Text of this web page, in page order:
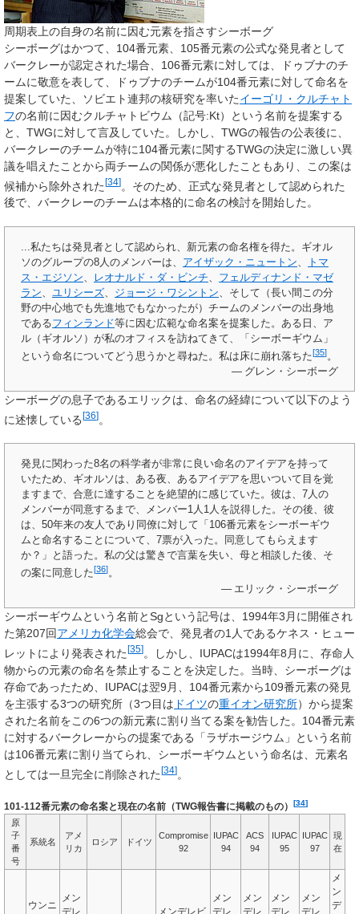
周期表上の自身の名前に因む元素を指さすシーボーグ
シーボーグはかつて、104番元素、105番元素の公式な発見者として
バークレーが認定された場合、106番元素に対しては、ドゥブナのチ
ームに敬意を表して、ドゥブナのチームが104番元素に対して命名を
提案していた、ソビエト連邦の核研究を率いたイーゴリ・クルチャト
フの名前に因むクルチャトビウム（記号:Kt）という名前を提案する
と、TWGに対して言及していた。しかし、TWGの報告の公表後に、
バークレーのチームが特に104番元素に関するTWGの決定に激しい異
議を唱えたことから両チームの関係が悪化したこともあり、この案は
候補から除外された[34]。そのため、正式な発見者として認められた
後で、バークレーのチームは本格的に命名の検討を開始した。
...私たちは発見者として認められ、新元素の命名権を得た。ギオル
ソのグループの8人のメンバーは、 アイザック・ニュートン
トマ
ス・エジソン
レオナルド・ダ・ビンチ
フェルディナンド・マゼ
ラン
ユリシーズ ジョージ・ワシントン 、そして（長い間この分
野の中心地でも先進地でもなかったが）チームのメンバーの出身地
であるフィンランド等に因む広範な命名案を提案した。ある日、ア
ル（ギオルソ）が私のオフィスを訪ねてきて、「シーボーギウム」
という命名についてどう思うかと尋ねた。私は床に崩れ落ちた[35]。
— グレン・シーボーグ
シーボーグの息子であるエリックは、命名の経緯について以下のよう
に述懐している[36]。
発見に関わった8名の科学者が非常に良い命名のアイデアを持って
いたため、ギオルソは、ある夜、あるアイデアを思いついて目を覚
ますまで、合意に達することを絶望的に感じていた。彼は、7人の
メンバーが同意するまで、メンバー1人1人を説得した。その後、彼
は、50年来の友人であり同僚に対して「106番元素をシーボーギウ
ムと命名することについて、7票が入った。同意してもらえます
か？」と語った。私の父は驚きで言葉を失い、母と相談した後、そ
の案に同意した[36]。
— エリック・シーボーグ
シーボーギウムという名前とSgという記号は、1994年3月に開催され
た第207回アメリカ化学会総会で、発見者の1人であるケネス・ヒュー
レットにより発表された [35] 。しかし、IUPACは1994年8月に、存命人
物からの元素の命名を禁止することを決定した。当時、シーボーグは
存命であったため、IUPACは翌9月、104番元素から109番元素の発見
を主張する3つの研究所（3つ目は ドイツの重イオン研究所）から提案
された名前をこの6つの新元素に割り当てる案を勧告した。104番元素
に対するバークレーからの提案である「ラザホージウム」という名前
は106番元素に割り当てられ、シーボーギウムという命名は、元素名
としては一旦完全に削除された[34]。
101-112番元素の命名案と現在の名前（TWG報告書に掲載のもの） [34]
原
子
番
号
系統名
アメ
リカ
ロシア ドイツ
Compromise
92
IUPAC
94
ACS
94
IUPAC
95
IUPAC
97
現
在
ウンニ
メン
デレ
メンデレビ
メン
デレ
メン
デレ
メン
デレ
メン
デレ
メ
ン
デ